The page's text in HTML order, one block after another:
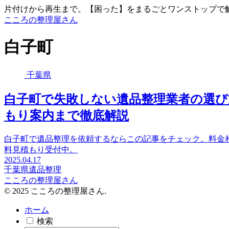
片付けから再生まで。【困った】をまるごとワンストップで
こころの整理屋さん
白子町
千葉県
白子町で失敗しない遺品整理業者の選
もり案内まで徹底解説
白子町で遺品整理を依頼するならこの記事をチェック。料
料見積もり受付中。
2025.04.17
千葉県遺品整理
こころの整理屋さん
© 2025 こころの整理屋さん.
ホーム
検索